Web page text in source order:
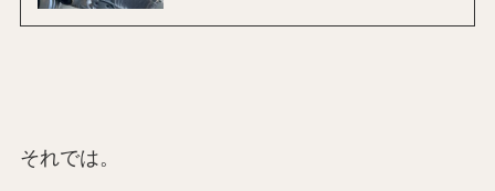
それでは。